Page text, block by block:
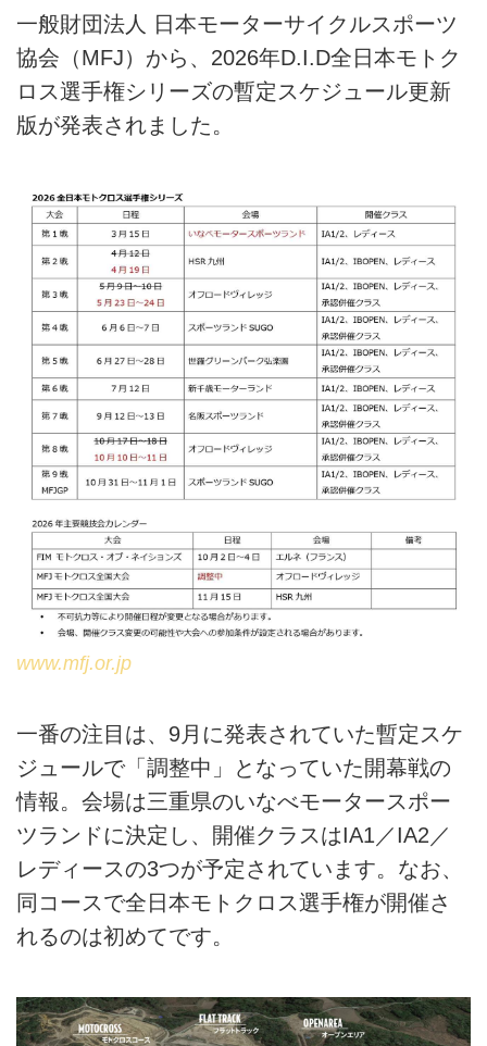
一般財団法人 日本モーターサイクルスポーツ
協会（MFJ）から、2026年D.I.D全日本モトク
ロス選手権シリーズの暫定スケジュール更新
版が発表されました。
www.mfj.or.jp
一番の注目は、9月に発表されていた暫定スケ
ジュールで「調整中」となっていた開幕戦の
情報。会場は三重県のいなべモータースポー
ツランドに決定し、開催クラスはIA1／IA2／
レディースの3つが予定されています。なお、
同コースで全日本モトクロス選手権が開催さ
れるのは初めてです。